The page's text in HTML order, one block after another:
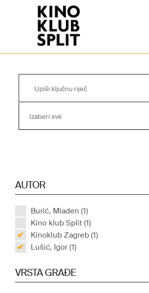
Izaberi sve
AUTOR
Burić, Mladen (1)
Kino klub Split (1)
Kinoklub Zagreb (1)
Lušić, Igor (1)
VRSTA GRAĐE